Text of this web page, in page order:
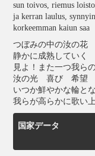
sun toivos, riemus
ja kerran laulus,
korkeemman kaiun saa
つぼみの中の汝の花
静かに成熟していく
見よ！また一つ我ら
汝の光 喜び 希望
いつか鮮やかな輪と
我らが高らかに歌い
国家データ